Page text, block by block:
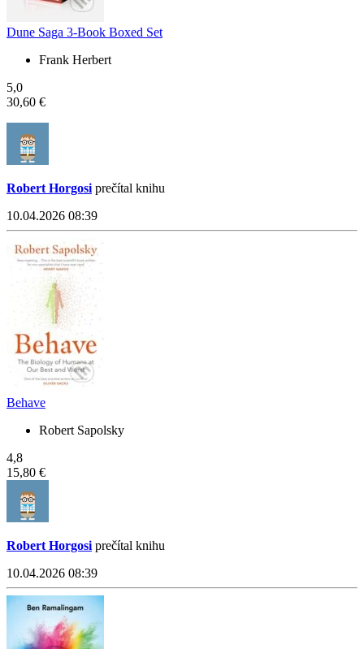
Dune Saga 3-Book Boxed Set
Frank Herbert
5,0
30,60 €
Robert Horgosi prečítal knihu
10.04.2026 08:39
Behave
Robert Sapolsky
4,8
15,80 €
Robert Horgosi prečítal knihu
10.04.2026 08:39